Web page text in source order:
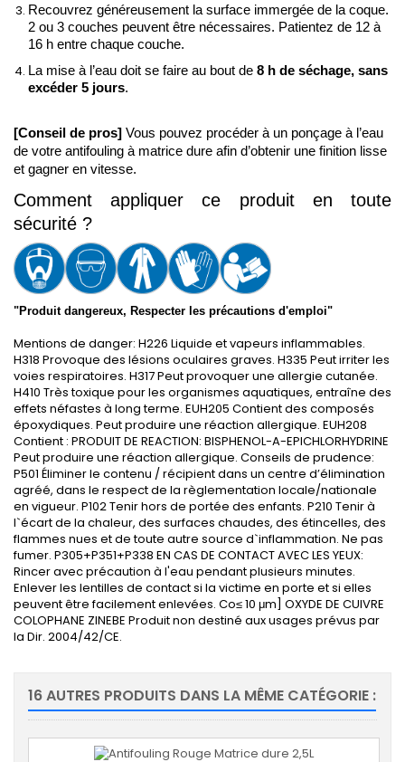
Recouvrez généreusement la surface immergée de la coque.
2 ou 3 couches peuvent être nécessaires. Patientez de 12 à
16 h entre chaque couche.
La mise à l’eau doit se faire au bout de 8 h de séchage, sans
excéder 5 jours.
[Conseil de pros] Vous pouvez procéder à un ponçage à l’eau
de votre antifouling à matrice dure afin d’obtenir une finition lisse
et gagner en vitesse.
Comment appliquer ce produit en toute
sécurité ?
"Produit dangereux, Respecter les précautions d'emploi"
Mentions de danger: H226 Liquide et vapeurs inflammables.
H318 Provoque des lésions oculaires graves. H335 Peut irriter les
voies respiratoires. H317 Peut provoquer une allergie cutanée.
H410 Très toxique pour les organismes aquatiques, entraîne des
effets néfastes à long terme. EUH205 Contient des composés
époxydiques. Peut produire une réaction allergique. EUH208
Contient : PRODUIT DE REACTION: BISPHENOL-A-EPICHLORHYDRINE
Peut produire une réaction allergique. Conseils de prudence:
P501 Éliminer le contenu / récipient dans un centre d’élimination
agréé, dans le respect de la règlementation locale/nationale
en vigueur. P102 Tenir hors de portée des enfants. P210 Tenir à
l`écart de la chaleur, des surfaces chaudes, des étincelles, des
flammes nues et de toute autre source d`inflammation. Ne pas
fumer. P305+P351+P338 EN CAS DE CONTACT AVEC LES YEUX:
Rincer avec précaution à l'eau pendant plusieurs minutes.
Enlever les lentilles de contact si la victime en porte et si elles
peuvent être facilement enlevées. Co≤10 μm] OXYDE DE CUIVRE
COLOPHANE ZINEBE Produit non destiné aux usages prévus par
la Dir. 2004/42/CE.
16 AUTRES PRODUITS DANS LA MÊME CATÉGORIE :